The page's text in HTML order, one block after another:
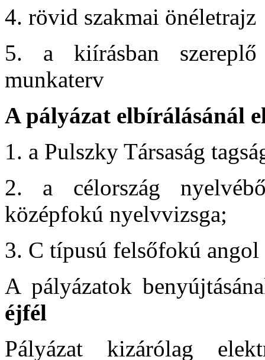
4. rövid szakmai önéletrajz
5. a kiírásban szereplő
munkaterv
A pályázat elbírálásánál
1. a Pulszky Társaság
2. a célország
középfokú nyelvvizsga;
3. C típusú felsőfokú
A pályázatok
éjfél
Pályázat kizárólag